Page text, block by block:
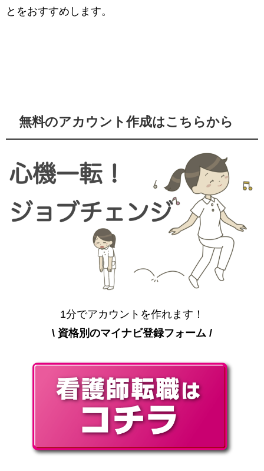
とをおすすめします。
無料のアカウント作成はこちらから
1分でアカウントを作れます！
\ 資格別のマイナビ登録フォーム /